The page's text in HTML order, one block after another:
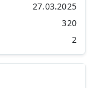
27.03.2025
320
2